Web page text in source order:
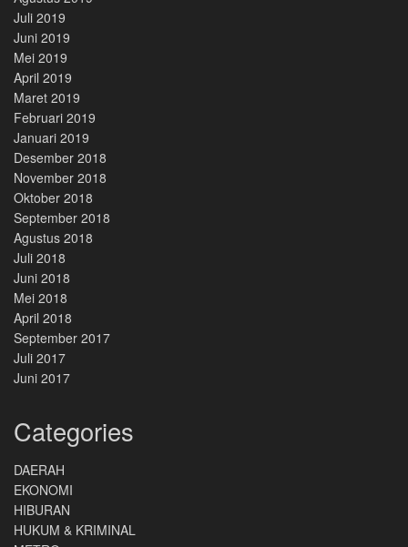
Juli 2019
Juni 2019
Mei 2019
April 2019
Maret 2019
Februari 2019
Januari 2019
Desember 2018
November 2018
Oktober 2018
September 2018
Agustus 2018
Juli 2018
Juni 2018
Mei 2018
April 2018
September 2017
Juli 2017
Juni 2017
Categories
DAERAH
EKONOMI
HIBURAN
HUKUM & KRIMINAL